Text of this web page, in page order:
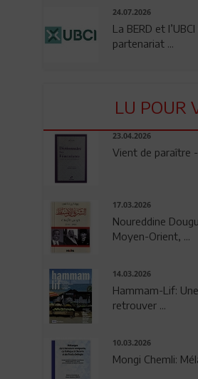
24.07.2026
La BERD et
partenariat ...
LU POUR
23.04.2026
Vient de paraître -
17.03.2026
Noureddine
Moyen-Orient, ...
14.03.2026
Hammam-Lif:
retrouver ...
10.03.2026
Mongi Chemli: